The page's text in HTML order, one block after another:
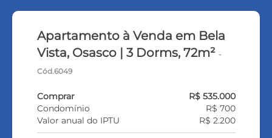
Apartamento à Venda em Bela
Vista, Osasco | 3 Dorms, 72m² -
Cód.6049
Comprar
R$ 535.000
Condomínio
R$ 700
Valor anual do IPTU
R$ 2.200